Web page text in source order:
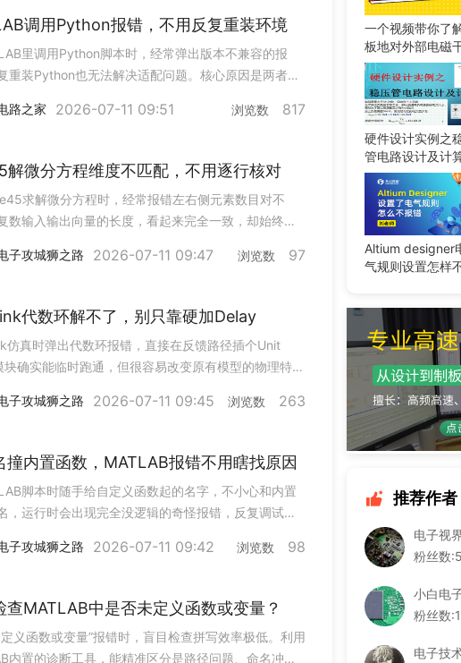
调用Python报错，不用反复重装环境
里调用Python脚本时，经常弹出版本不兼容的报
重装Python也无法解决适配问题。核心原因是两者的
关系没匹配，几个轻量操作就能快速打通调用链路。1.
本对应表不同MATLAB版本只支持特定范围的Pyt
路之家 2026-07-11 09:51 浏览数 817
解微分方程维度不匹配，不用逐行核对
求解微分方程时，经常报错左右侧元素数目对不
数输入输出向量的长度，看起来完全一致，却始终无
这类问题不是简单的计数错误，几个隐性细节没处理
发维度冲突。1. 检查微分方程返回格式ode45要求方
子攻城狮之路 2026-07-11 09:47 浏览数 97
代数环解不了，别只靠硬加Delay
仿真时弹出代数环报错，直接在反馈路径插个Unit
块确实能临时跑通，但很容易改变原有模型的物理特
仿真结果失真。不用盲目加延迟，按场景选适配方案
正确性和仿真效率。1. 先定位环路位置在调试选项卡
子攻城狮之路 2026-07-11 09:45 浏览数 263
撞内置函数，MATLAB报错不用瞎找原因
脚本时随手给自定义函数起的名字，不小心和内置
，运行时会出现完全没逻辑的奇怪报错，反复调试也
题根源。不用逐行核对代码，几个简单操作就能快速
决冲突。1. 用which指令查优先级在命令行输入which
子攻城狮之路 2026-07-11 09:42 浏览数 98
查MATLAB中是否未定义函数或变量？
义函数或变量”报错时，盲目检查拼写效率极低。利用
内置的诊断工具，能精准区分是路径问题、命名冲突
一个视频带你了
板地对外部电磁
的影响！ #EMC
磁兼容
硬件设计实例之
管电路设计及计
Altium designer
气规则设置怎样
推荐作者
电子视
粉丝数
小白电
粉丝数
电子技